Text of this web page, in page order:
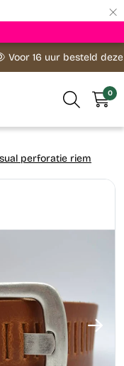
×
Voor 16 uur besteld
0
perforatie riem